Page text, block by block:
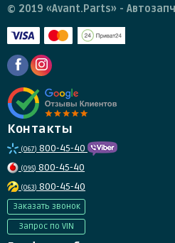
© 2019 «Avant.Parts» -
Контакты
(067) 800-45-40
(095) 800-45-40
(063) 800-45-40
Заказать звонок
Запрос по VIN